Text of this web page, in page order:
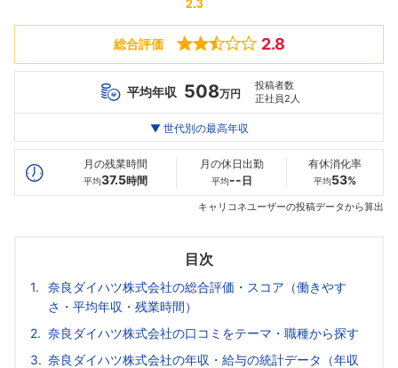
総合評価 2.8
平均年収 508万円
投稿者数
正社員2人
最高年収
20代
595万
30代
--万
--万
▼ 世代別の最高年収
月の残業時間
平均37.5時間
月の休日出勤
平均-- 日
有休消化率
平均53%
キャリコネユーザーの投稿データから算出
目次
奈良ダイハツ株式会社の総合評価・スコア（働きやす
さ・平均年収・残業時間）
奈良ダイハツ株式会社の口コミをテーマ・職種から探す
奈良ダイハツ株式会社の年収・給与の統計データ（年収